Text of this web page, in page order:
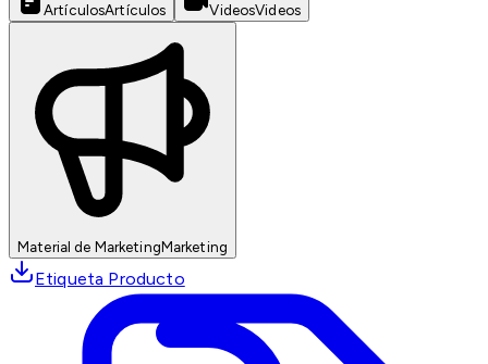
ArtículosArtículos VideosVideos
Material de MarketingMarketing
Etiqueta Producto